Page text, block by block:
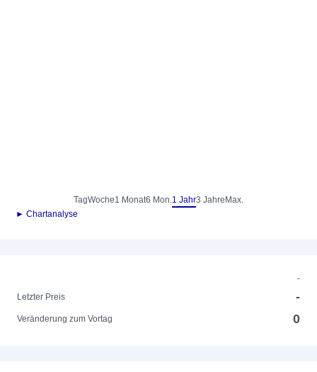
TagWoche1 Monat6 Mon.1 Jahr3 Jahre Max.
► Chartanalyse
-
Letzter Preis
-
Veränderung zum Vortag 0